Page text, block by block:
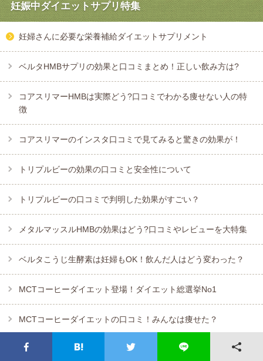
妊娠中ダイエットサプリ特集
妊婦さんに必要な栄養補給ダイエットサプリメント
ベルタHMBサプリの効果と口コミまとめ！正しい飲み方は?
コアスリマーHMBは実際どう?口コミでわかる痩せない人の特
徴
コアスリマーのインスタ口コミで見てみると驚きの効果が！
トリプルビーの効果の口コミと安全性について
トリプルビーの口コミで判明した効果がすごい？
メタルマッスルHMBの効果はどう?口コミやレビューを大特集
ベルタこうじ生酵素は妊婦もOK！飲んだ人はどう変わった？
MCTコーヒーダイエット登場！ダイエット総選挙No1
MCTコーヒーダイエットの口コミ！みんなは痩せた？
MCTオイルコーヒーの口コミ